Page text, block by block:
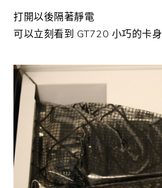
打開以後隔著靜電
可以立刻看到 GT720 小巧的卡身